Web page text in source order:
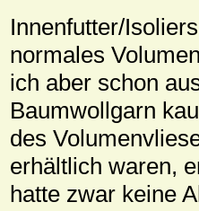
Innenfutter/
normales
ich aber schon
Baumwollgarn
des
erhältlich waren,
hatte zwar keine